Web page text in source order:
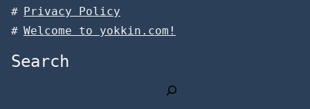
Privacy Policy
Welcome to yokkin.com!
Search